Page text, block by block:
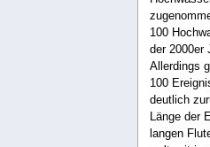
100
der 2000er
Allerdings
100
deutlich
Länge der
langen